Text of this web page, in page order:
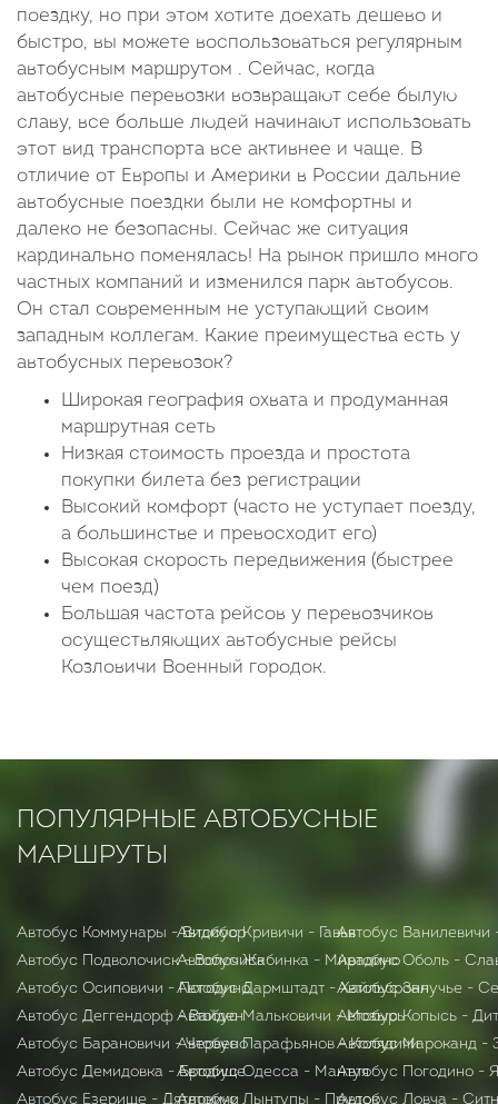
поездку, но при этом хотите доехать дешево и
быстро, вы можете воспользоваться регулярным
автобусным маршрутом . Сейчас, когда
автобусные перевозки возвращают себе былую
славу, все больше людей начинают использовать
этот вид транспорта все активнее и чаще. В
отличие от Европы и Америки в России дальние
автобусные поездки были не комфортны и
далеко не безопасны. Сейчас же ситуация
кардинально поменялась! На рынок пришло много
частных компаний и изменился парк автобусов.
Он стал современным не уступающий своим
западным коллегам. Какие преимущества есть у
автобусных перевозок?
Широкая география охвата и продуманная
маршрутная сеть
Низкая стоимость проезда и простота
покупки билета без регистрации
Высокий комфорт (часто не уступает поезду,
а большинстве и превосходит его)
Высокая скорость передвижения (быстрее
чем поезд)
Большая частота рейсов у перевозчиков
осуществляющих автобусные рейсы
Козловичи Военный городок.
ПОПУЛЯРНЫЕ АВТОБУСНЫЕ
МАРШРУТЫ
Автобус Коммунары - Видибор
Автобус Подволочиск - Волочиск
Автобус Осиповичи - Погодино
Автобус Деггендорф - Вайден
Автобус Барановичи - Червено
Автобус Демидовка - Бродище
Автобус Езерище - Дятловичи
Автобус Кривичи - Гавья
Автобус Жабинка - Мирадино
Автобус Дармштадт - Хайльбронн
Автобус Мальковичи - Мозырь
Автобус Парафьянов - Колядичи
Автобус Одесса - Мантуя
Автобус Лынтупы - Прудок
Автобус Ванилевичи
Автобус Оболь -
Автобус Залучье -
Автобус Копысь -
Автобус Мароканд -
Автобус Погодино -
Автобус Ловча -